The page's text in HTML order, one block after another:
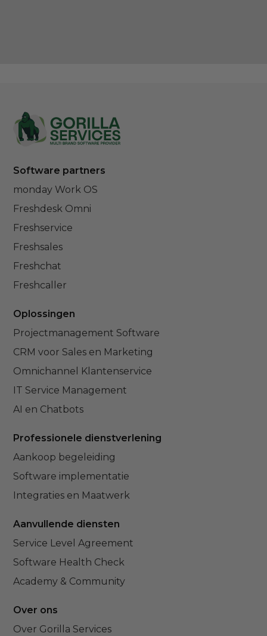
Footer
Software partners
monday Work OS
Freshdesk Omni
Freshservice
Freshsales
Freshchat
Freshcaller
Oplossingen
Projectmanagement Software
CRM voor Sales en Marketing
Omnichannel Klantenservice
IT Service Management
AI en Chatbots
Professionele dienstverlening
Aankoop begeleiding
Software implementatie
Integraties en Maatwerk
Aanvullende diensten
Service Level Agreement
Software Health Check
Academy & Community
Over ons
Over Gorilla Services